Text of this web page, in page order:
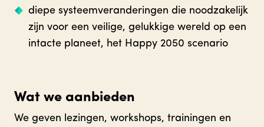
diepe systeemveranderingen die noodzakelijk
zijn voor een veilige, gelukkige wereld op een
intacte planeet, het Happy 2050 scenario
Wat we aanbieden
We geven lezingen, workshops, trainingen en